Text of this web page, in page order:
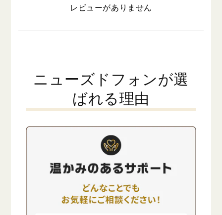
レビューがありません
ニューズドフォンが選
ばれる理由